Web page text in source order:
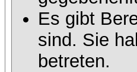
Es gibt
sind. Sie
betreten.